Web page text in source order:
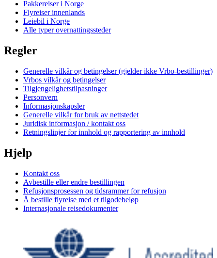
Pakkereiser i Norge
Flyreiser innenlands
Leiebil i Norge
Alle typer overnattingssteder
Regler
Generelle vilkår og betingelser (gjelder ikke Vrbo-bestillinger)
Vrbos vilkår og betingelser
Tilgjengelighetstilpasninger
Personvern
Informasjonskapsler
Generelle vilkår for bruk av nettstedet
Juridisk informasjon / kontakt oss
Retningslinjer for innhold og rapportering av innhold
Hjelp
Kontakt oss
Avbestille eller endre bestillingen
Refusjonsprosessen og tidsrammer for refusjon
Å bestille flyreise med et tilgodebeløp
Internasjonale reisedokumenter